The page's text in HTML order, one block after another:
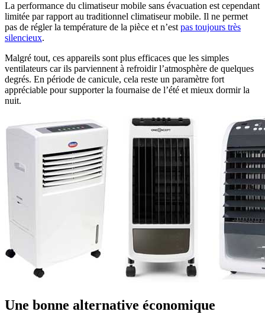
La performance du climatiseur mobile sans évacuation est cependant
limitée par rapport au traditionnel climatiseur mobile. Il ne permet
pas de régler la température de la pièce et n’est pas toujours très
silencieux.
Malgré tout, ces appareils sont plus efficaces que les simples
ventilateurs car ils parviennent à refroidir l’atmosphère de quelques
degrés. En période de canicule, cela reste un paramètre fort
appréciable pour supporter la fournaise de l’été et mieux dormir la
nuit.
Une bonne alternative économique